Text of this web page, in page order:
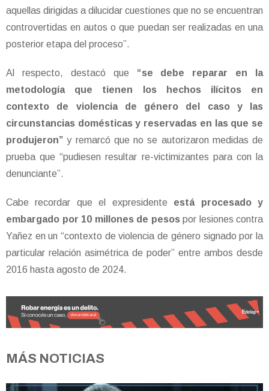
aquellas dirigidas a dilucidar cuestiones que no se encuentran
controvertidas en autos o que puedan ser realizadas en una
posterior etapa del proceso”.
Al respecto, destacó que “se debe reparar en la
metodología que tienen los hechos ilícitos en
contexto de violencia de género del caso y las
circunstancias domésticas y reservadas en las que se
produjeron”y remarcó que no se autorizaron medidas de
prueba que “pudiesen resultar re-victimizantes para con la
denunciante”.
Cabe recordar que el expresidente está procesado y
embargado por 10 millones de pesospor lesiones contra
Yañez en un “contexto de violencia de género signado por la
particular relación asimétrica de poder” entre ambos desde
2016 hasta agosto de 2024.
MÁS NOTICIAS